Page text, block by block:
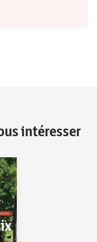
intéresser